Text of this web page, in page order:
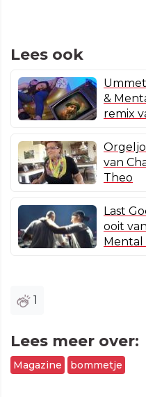
Lees ook
&
remix
van
Theo
Last
ooit
Mental
1
Lees meer over:
Magazine bommetje